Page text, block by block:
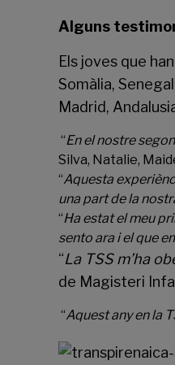
Alguns
Els joves que
Somàlia,
Madrid,
“En el nostre
Silva, Natalie,
“Aquesta
una part de la
“Ha estat el meu
sento ara i el que
“La TSS m’ha
de Magisteri
“Aquest any en la